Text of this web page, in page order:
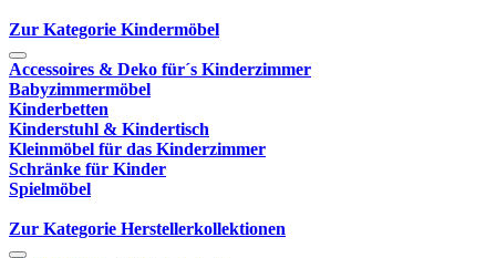
Zur Kategorie Kindermöbel
Accessoires & Deko für´s Kinderzimmer
Babyzimmermöbel
Kinderbetten
Kinderstuhl & Kindertisch
Kleinmöbel für das Kinderzimmer
Schränke für Kinder
Spielmöbel
Zur Kategorie Herstellerkollektionen